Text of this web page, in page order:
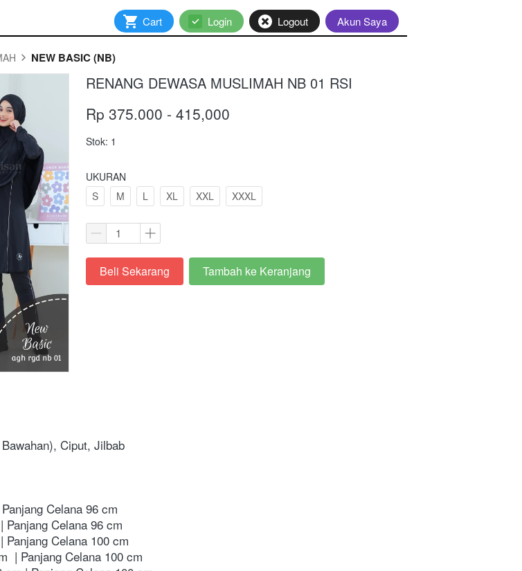
` Cart ` Login ` Logout `
Akun Saya
NEW BASIC (NB)
RENANG DEWASA MUSLIMAH NB 01 RSI
Rp 375.000 - 415,000
Stok: 1
UKURAN
S
M L XL XXL XXXL
`Beli Sekarang `
Tambah ke Keranjang
Ciput, Jilbab
Celana 96 cm
Celana 96 cm
Celana 100 cm
| Panjang Celana 100 cm